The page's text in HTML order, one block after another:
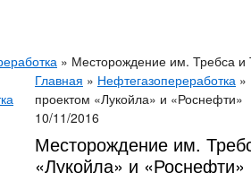
» Месторождение им. Требса и
Главная » Нефтегазопереработка »
проектом «Лукойла» и «Роснефти»
10/11/2016
Месторождение им.
«Лукойла» и «Роснефти»